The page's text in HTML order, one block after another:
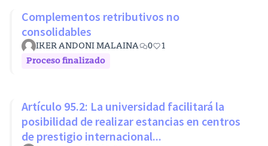
Complementos retributivos no
consolidables
IKER ANDONI MALAINA 0
1
Proceso finalizado
Artículo 95.2: La universidad facilitará la
posibilidad de realizar estancias en centros
de prestigio internacional...